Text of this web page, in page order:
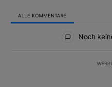
ALLE KOMMENTARE
Noch